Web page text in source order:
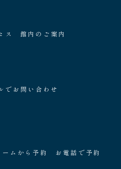
ス 館内のご案内
でお問い合わせ
ムから予約 お電話で予約